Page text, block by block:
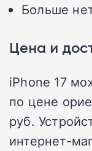
Больше
Цена и
iPhone 17
по цене
руб.
интернет-